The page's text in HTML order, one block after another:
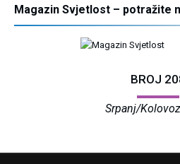
Magazin Svjetlost – potražite
BROJ
Srpanj/